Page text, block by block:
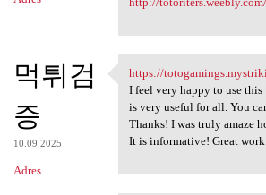
먹튀검
증
10.09.2025
Adres
https://totogamings
https://
I feel very happy to use this
is very useful for all. You
Thanks! I was truly amaze
It is informative! Great